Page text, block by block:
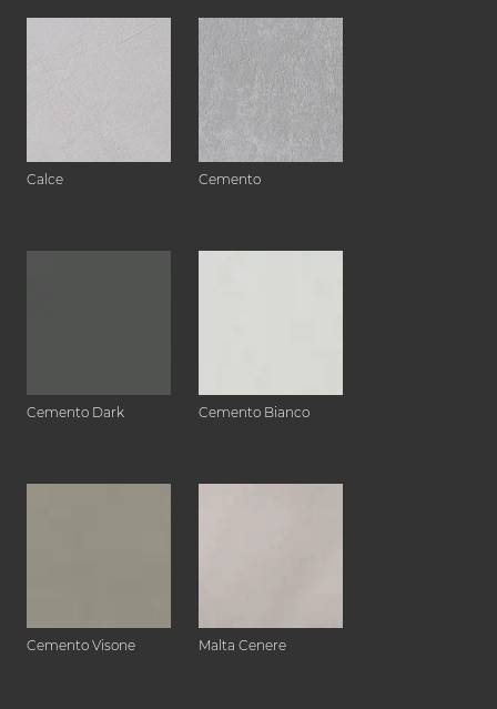
Calce Cemento
Cemento Dark Cemento Bianco
Cemento Visone Malta Cenere